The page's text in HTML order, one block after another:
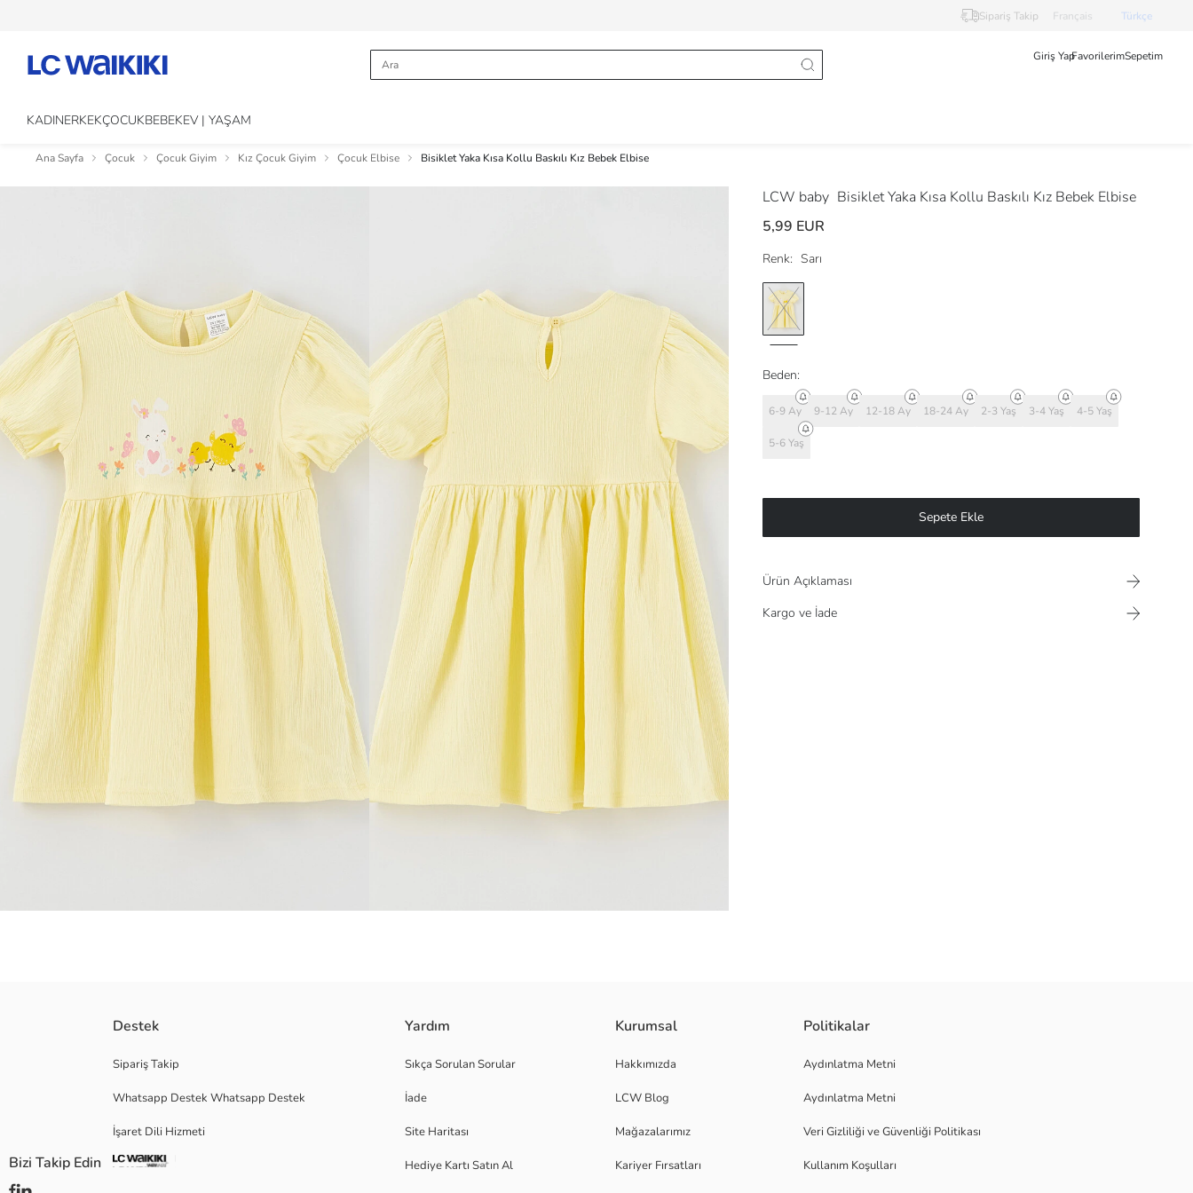
Sipariş Takip Français Türkçe
Giriş YapFavorilerimSepetim
KADINERKEKÇOCUKBEBEKEV | YAŞAM
Ana Sayfa Çocuk Çocuk Giyim Kız Çocuk Giyim Çocuk Elbise Bisiklet Yaka Kısa Kollu Baskılı Kız Bebek Elbise
LCW baby Bisiklet Yaka Kısa Kollu Baskılı Kız Bebek Elbise
5,99 EUR
Renk: Sarı
Beden:
6-9 Ay 9-12 Ay 12-18 Ay 18-24 Ay 2-3 Yaş 3-4 Yaş 4-5 Yaş
5-6 Yaş
Sepete Ekle
Ürün Açıklaması
Kargo ve İade
bebeklerin beğenisini kazanır.
Destek
Sipariş Takip
Whatsapp Destek Whatsapp Destek
İşaret Dili Hizmeti
Yardım
Sıkça Sorulan Sorular
İade
Site Haritası
Hediye Kartı Satın Al
Kurumsal
Hakkımızda
LCW Blog
Mağazalarımız
Kariyer Fırsatları
Politikalar
Aydınlatma Metni
Aydınlatma Metni
Veri Gizliliği ve Güvenliği Politikası
Kullanım Koşulları
Bizi Takip Edin